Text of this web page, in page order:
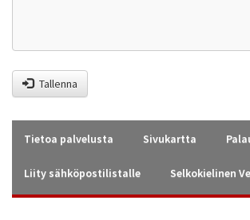
Tallenna
Tietoa palvelusta Sivukartta
Liity sähköpostilistalle Selkokielinen